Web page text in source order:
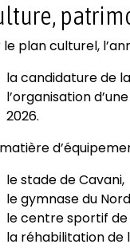
le plan culturel,
la candidature de
l’organisation
2026.
le stade de Cavani,
le gymnase du
le centre sportif
la réhabilitation de